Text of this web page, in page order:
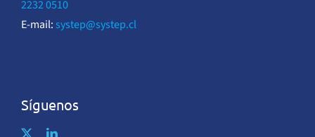
2232 0510
E-mail: systep@systep.cl
Síguenos